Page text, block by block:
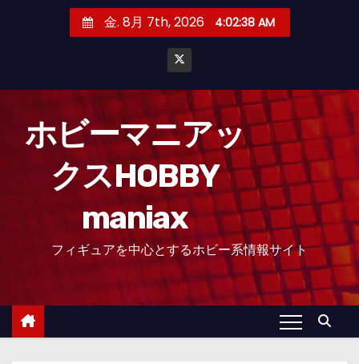
金. 8月 7th, 2026 4:02:38 AM
ホビーマニアッ
クスHOBBY
maniax
フィギュアを中心とするホビー系情報サイト